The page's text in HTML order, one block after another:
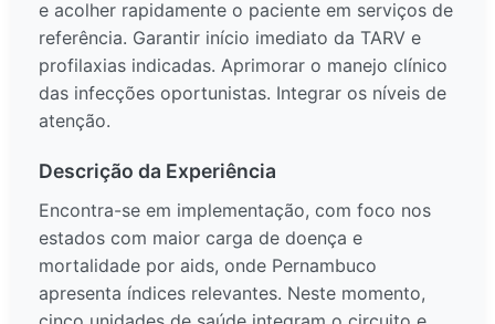
e acolher rapidamente o paciente em serviços de
referência. Garantir início imediato da TARV e
profilaxias indicadas. Aprimorar o manejo clínico
das infecções oportunistas. Integrar os níveis de
atenção.
Descrição da Experiência
Encontra-se em implementação, com foco nos
estados com maior carga de doença e
mortalidade por aids, onde Pernambuco
apresenta índices relevantes. Neste momento,